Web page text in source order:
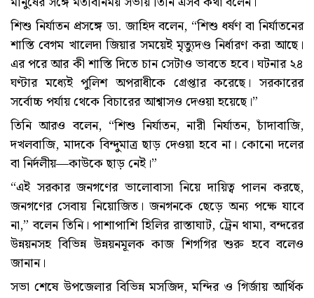
শিশু নির্যাতন প্রসঙ্গে ডা. জাহিদ বলেন, “শিশু ধর্ষণ বা নির্যাতনের
শাস্তি বেগম খালেদা জিয়ার সময়েই মৃত্যুদণ্ড নির্ধারণ করা আছে।
এর পরে আর কী শাস্তি দিতে চান সেটাও ভাবতে হবে। ঘটনার ২৪
ঘণ্টার মধ্যেই পুলিশ অপরাধীকে গ্রেপ্তার করেছে। সরকারের
সর্বোচ্চ পর্যায় থেকে বিচারের আশ্বাসও দেওয়া হয়েছে।”
তিনি আরও বলেন, “শিশু নির্যাতন, নারী নির্যাতন, চাঁদাবাজি,
দখলবাজি, মাদকে বিন্দুমাত্র ছাড় দেওয়া হবে না। কোনো দলের
বা নির্দলীয়—কাউকে ছাড় নেই।”
“এই সরকার জনগণের ভালোবাসা নিয়ে দায়িত্ব পালন করছে,
জনগণের সেবায় নিয়োজিত। জনগনকে ছেড়ে অন্য পক্ষে যাবে
না,” বলেন তিনি। পাশাপাশি হিলির রাস্তাঘাট, ট্রেন থামা, বন্দরের
উন্নয়নসহ বিভিন্ন উন্নয়নমূলক কাজ শিগগির শুরু হবে বলেও
জানান।
সভা শেষে উপজেলার বিভিন্ন মসজিদ, মন্দির ও গির্জায় আর্থিক